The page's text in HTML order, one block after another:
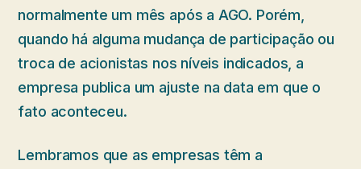
normalmente um mês após a AGO. Porém,
quando há alguma mudança de participação ou
troca de acionistas nos níveis indicados, a
empresa publica um ajuste na data em que o
fato aconteceu.
Lembramos que as empresas têm a